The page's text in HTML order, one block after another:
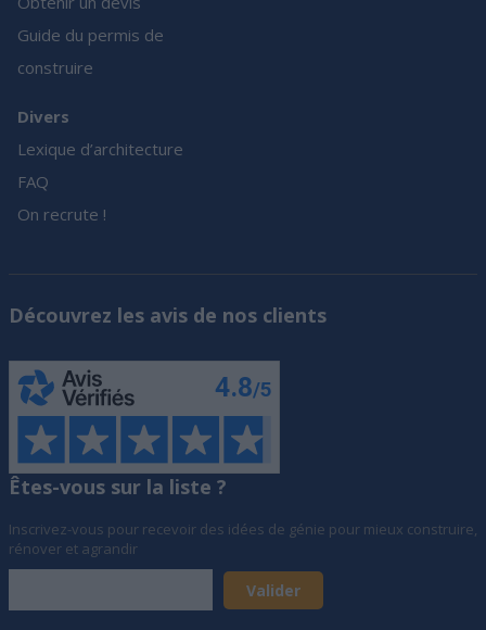
Guide du permis de
construire
Divers
Lexique d’architecture
FAQ
On recrute !
Découvrez les avis de nos clients
Êtes-vous sur la liste ?
Inscrivez-vous pour recevoir des idées de génie pour mieux construire,
rénover et agrandir